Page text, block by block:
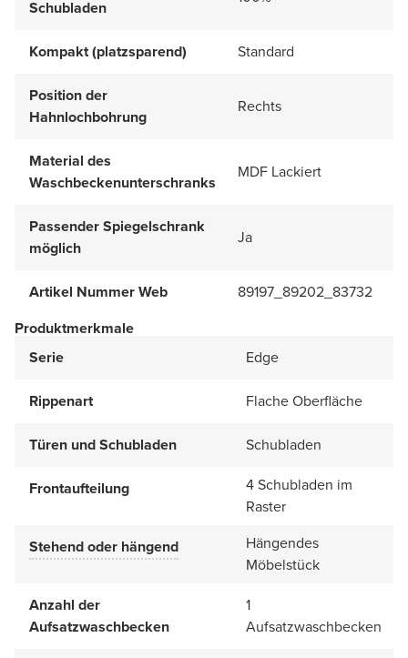
Schubladen
Kompakt (platzsparend) Standard
Position der
Hahnlochbohrung
Rechts
Material des
Waschbeckenunterschranks
MDF Lackiert
Passender Spiegelschrank
möglich
Ja
Artikel Nummer Web
89197_89202_83732
Produktmerkmale
Serie
Edge
Rippenart Flache Oberfläche
Türen und Schubladen Schubladen
Frontaufteilung
4 Schubladen im
Raster
Stehend oder hängend
Hängendes
Möbelstück
Anzahl der
Aufsatzwaschbecken
1
Aufsatzwaschbecken